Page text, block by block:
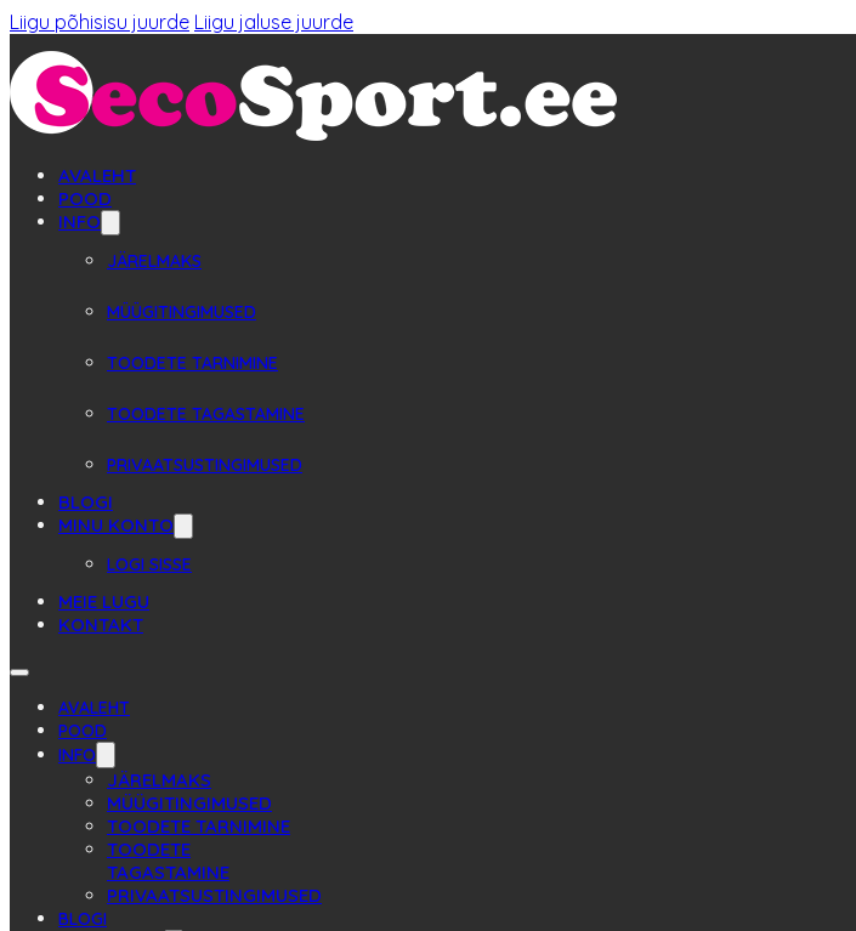
Liigu põhisisu juurde Liigu jaluse juurde
AVALEHT
POOD
INFO
JÄRELMAKS
MÜÜGITINGIMUSED
TOODETE TARNIMINE
TOODETE TAGASTAMINE
PRIVAATSUSTINGIMUSED
BLOGI
MINU KONTO
LOGI SISSE
MEIE LUGU
KONTAKT
AVALEHT
POOD
INFO
JÄRELMAKS
MÜÜGITINGIMUSED
TOODETE TARNIMINE
TOODETE
TAGASTAMINE
PRIVAATSUSTINGIMUSED
BLOGI